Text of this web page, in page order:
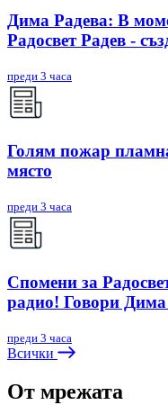
Дима Радева: В
Радосвет Радев -
преди 3 часа
Голям пожар
място
преди 3 часа
Спомени за
радио! Говори Дима
преди 3 часа
Всички
От мрежата